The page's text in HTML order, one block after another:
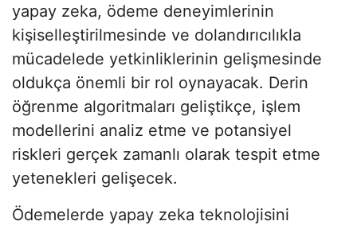
yapay zeka, ödeme deneyimlerinin
kişiselleştirilmesinde ve dolandırıcılıkla
mücadelede yetkinliklerinin gelişmesinde
oldukça önemli bir rol oynayacak. Derin
öğrenme algoritmaları geliştikçe, işlem
modellerini analiz etme ve potansiyel
riskleri gerçek zamanlı olarak tespit etme
yetenekleri gelişecek.
Ödemelerde yapay zeka teknolojisini